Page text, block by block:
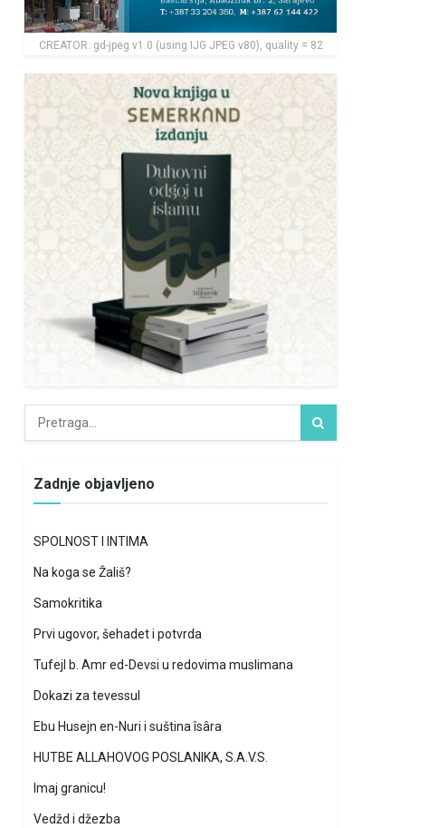
CREATOR: gd-jpeg v1.0 (using IJG JPEG v80), quality = 82
Zadnje objavljeno
SPOLNOST I INTIMA
Na koga se Žališ?
Samokritika
Prvi ugovor, šehadet i potvrda
Tufejl b. Amr ed-Devsi u redovima muslimana
Dokazi za tevessul
Ebu Husejn en-Nuri i suština îsâra
HUTBE ALLAHOVOG POSLANIKA, S.A.V.S.
Imaj granicu!
Vedžd i džezba